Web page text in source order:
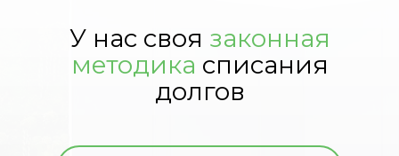
У нас своя законная
методика списания
долгов